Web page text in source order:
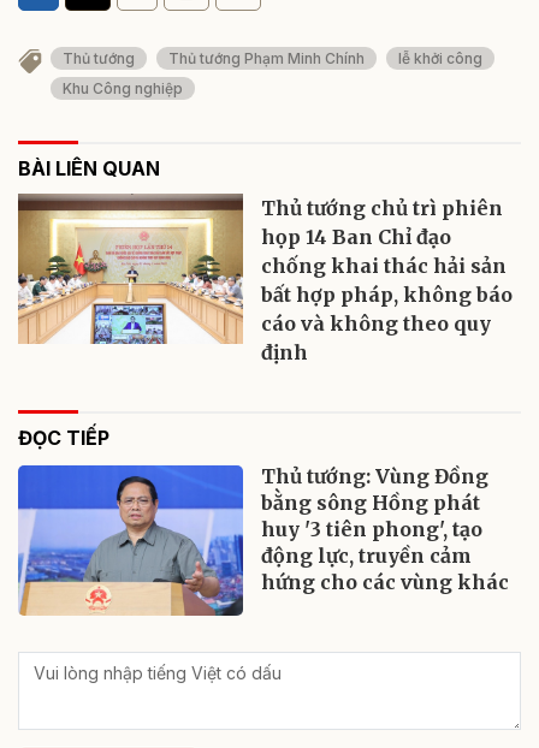
Thủ tướng Thủ tướng Phạm Minh Chính
lễ khởi công
Khu Công nghiệp
BÀI LIÊN QUAN
Thủ tướng chủ trì phiên
họp 14 Ban Chỉ đạo
chống khai thác hải sản
bất hợp pháp, không báo
cáo và không theo quy
định
ĐỌC TIẾP
Thủ tướng: Vùng Đồng
bằng sông Hồng phát
huy '3 tiên phong', tạo
động lực, truyền cảm
hứng cho các vùng khác